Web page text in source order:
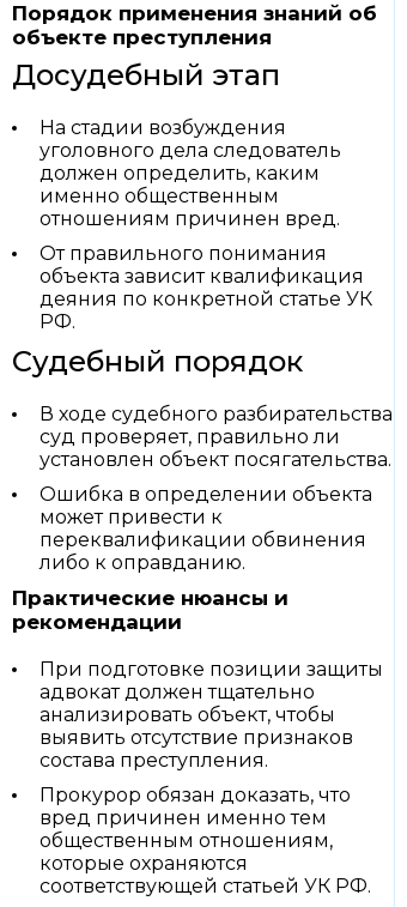
Порядок применения знаний об
объекте преступления
Досудебный этап
На стадии возбуждения
уголовного дела следователь
должен определить, каким
именно общественным
отношениям причинен вред.
От правильного понимания
объекта зависит квалификация
деяния по конкретной статье УК
РФ.
Судебный порядок
В ходе судебного разбирательства
суд проверяет, правильно ли
установлен объект посягательства.
Ошибка в определении объекта
может привести к
переквалификации обвинения
либо к оправданию.
Практические нюансы и
рекомендации
При подготовке позиции защиты
адвокат должен тщательно
анализировать объект, чтобы
выявить отсутствие признаков
состава преступления.
Прокурор обязан доказать, что
вред причинен именно тем
общественным отношениям,
которые охраняются
соответствующей статьей УК РФ.